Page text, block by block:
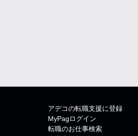
アデコの転職支援に登録
MyPagログイン
転職のお仕事検索